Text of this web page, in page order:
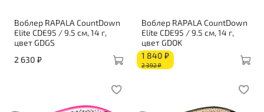
Воблер RAPALA CountDown
Elite CDE95 / 9.5 см, 14 г,
цвет GDGS
2 630 ₽
Воблер RAPALA CountDown
Elite CDE95 / 9.5 см, 14 г,
цвет GDOK
1 840 ₽
2 392 ₽